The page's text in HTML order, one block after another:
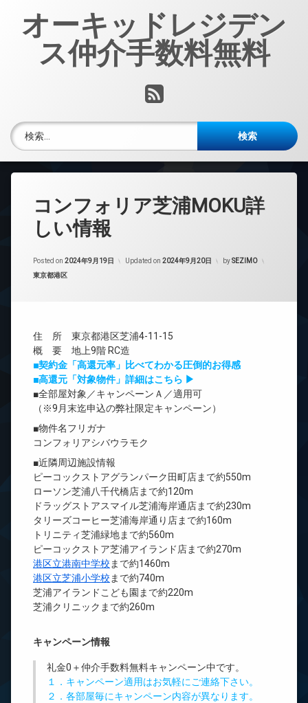
オーキッドレジデン
ス仲介手数料無料
RSS
検索:
コンフォリア芝浦MOKU詳
しい情報
Posted on 2024年9月19日 Updated on 2024年9月20日 bySEZIMO
カテゴリー:
東京都港区
住 所 東京都港区芝浦4-11-15
概 要 地上9階 RC造
■契約金「高還元率」比べてわかる圧倒的お得感
■高還元「対象物件」詳細はこちら ▶
■全部屋対象／キャンペーンＡ／適用可
（※9月末迄申込の弊社限定キャンペーン）
■物件名フリガナ
コンフォリアシバウラモク
■近隣周辺施設情報
ピーコックストアグランパーク田町店まで約550m
ローソン芝浦八千代橋店まで約120m
ドラッグストアスマイル芝浦海岸通店まで約230m
タリーズコーヒー芝浦海岸通り店まで約160m
トリニティ芝浦緑地まで約560m
ピーコックストア芝浦アイランド店まで約270m
港区立港南中学校 まで約1460m
港区立芝浦小学校 まで約740m
芝浦アイランドこども園まで約220m
芝浦クリニックまで約260m
キャンペーン情報
礼金0 ＋仲介手数料無料キャンペーン中です。
１．キャンペーン適用はお気軽にご連絡下さい。
２．各部屋毎にキャンペーン内容が異なります。